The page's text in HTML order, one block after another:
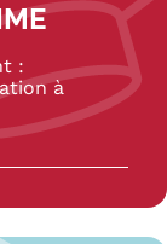
:
à